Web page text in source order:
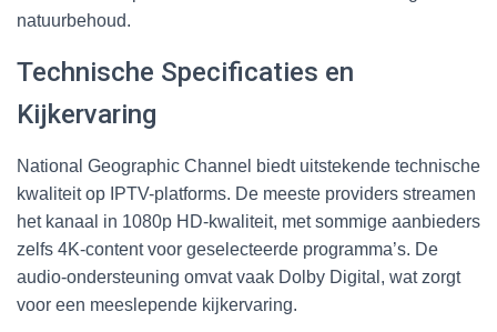
natuurbehoud.
Technische Specificaties en
Kijkervaring
National Geographic Channel biedt uitstekende technische
kwaliteit op IPTV-platforms. De meeste providers streamen
het kanaal in 1080p HD-kwaliteit, met sommige aanbieders
zelfs 4K-content voor geselecteerde programma’s. De
audio-ondersteuning omvat vaak Dolby Digital, wat zorgt
voor een meeslepende kijkervaring.